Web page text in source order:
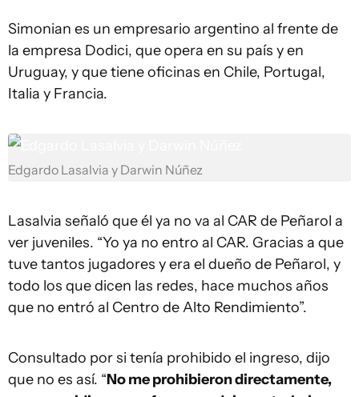
Simonian es un empresario argentino al frente de
la empresa Dodici, que opera en su país y en
Uruguay, y que tiene oficinas en Chile, Portugal,
Italia y Francia.
Edgardo Lasalvia y Darwin Núñez
Lasalvia señaló que él ya no va al CAR de Peñarol a
ver juveniles. “Yo ya no entro al CAR. Gracias a que
tuve tantos jugadores y era el dueño de Peñarol, y
todo los que dicen las redes, hace muchos años
que no entró al Centro de Alto Rendimiento”.
Consultado por si tenía prohibido el ingreso, dijo
que no es así. “No me prohibieron directamente,